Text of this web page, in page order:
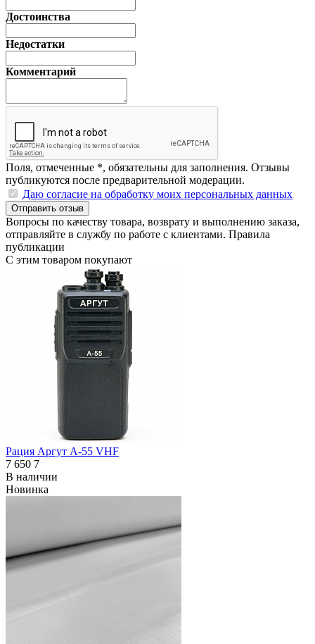
Достоинства
Недостатки
Комментарий
Поля, отмеченные *, обязательны для заполнения. Отзывы
публикуются после предварительной модерации.
Даю согласие на обработку моих персональных данных
Отправить отзыв
Вопросы по качеству товара, возврату и выполнению заказа,
отправляйте в службу по работе с клиентами. Правила
публикации
С этим товаром покупают
Рация Аргут А-55 VHF
7 650 7
В наличии
Новинка